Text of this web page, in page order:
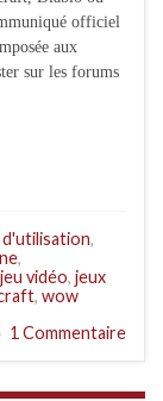
officiel
aux
sur les forums
,
,
jeu vidéo, jeux
, wow
1 Commentaire